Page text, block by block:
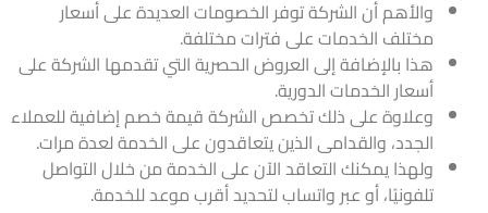
والأهم أن الشركة توفر الخصومات العديدة على أسعار
مختلف الخدمات على فترات مختلفة.
هذا بالإضافة إلى العروض الحصرية التي تقدمها الشركة على
أسعار الخدمات الدورية.
وعلاوة على ذلك تخصص الشركة قيمة خصم إضافية للعملاء
الجدد، والقدامى الذين يتعاقدون على الخدمة لعدة مرات.
ولهذا يمكنك التعاقد الآن على الخدمة من خلال التواصل
تلفونيًا، أو عبر واتساب لتحديد أقرب موعد للخدمة.